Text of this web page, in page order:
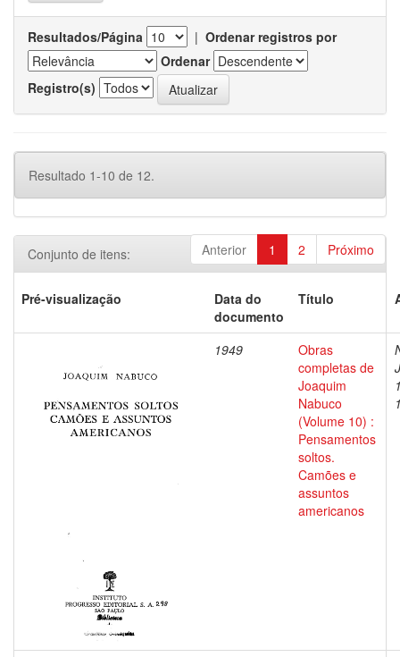
Resultados/Página | Ordenar registros por
Ordenar
Registro(s)
Resultado 1-10 de 12.
Anterior 1 2 Próximo
Conjunto de itens:
Pré-visualização
Data do
documento
Título
1949
Obras
completas de
Joaquim
Nabuco
(Volume 10) :
Pensamentos
soltos.
Camões e
assuntos
americanos